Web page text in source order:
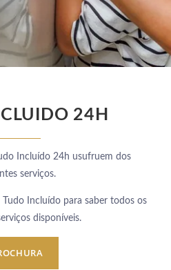
24H
Incluído 24h usufruem dos
serviços.
Incluído para saber todos os
disponíveis.